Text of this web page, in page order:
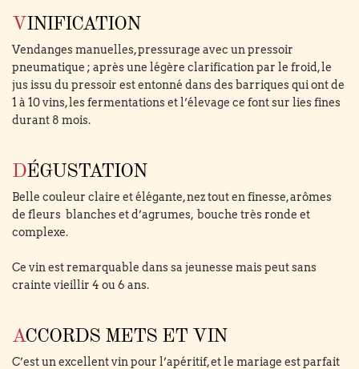
VINIFICATION
Vendanges manuelles, pressurage avec un pressoir
pneumatique ; après une légère clarification par le froid, le
jus issu du pressoir est entonné dans des barriques qui ont de
1 à 10 vins, les fermentations et l’élevage ce font sur lies fines
durant 8 mois.
DÉGUSTATION
Belle couleur claire et élégante, nez tout en finesse, arômes
de fleurs blanches et d’agrumes, bouche très ronde et
complexe.
Ce vin est remarquable dans sa jeunesse mais peut sans
crainte vieillir 4 ou 6 ans.
ACCORDS METS ET VIN
C’est un excellent vin pour l’apéritif, et le mariage est parfait